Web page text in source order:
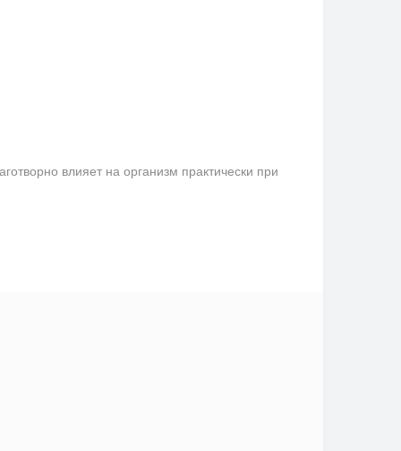
влияет на организм практически при